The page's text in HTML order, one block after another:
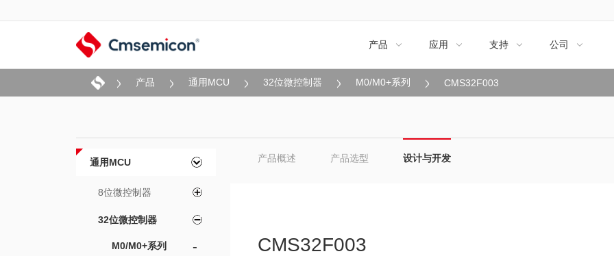
产品  应用  支持  公司 
产品 通用MCU 32位微控制器 M0/M0+系列 CMS32F003
通用MCU
8位微控制器
32位微控制器
M0/M0+系列 -
产品概述 产品选型 设计与开发
CMS32F003